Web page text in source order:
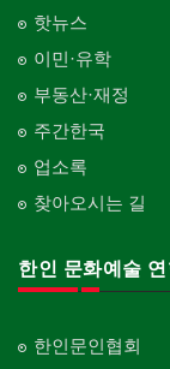
핫뉴스
이민·유학
부동산·재정
주간한국
업소록
찾아오시는 길
한인 문화예술
한인문인협회